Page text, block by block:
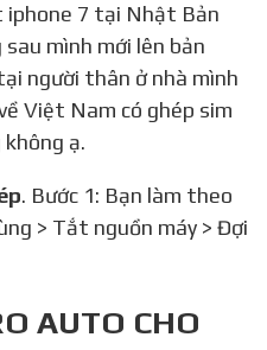
mình mới lên bản
người thân ở nhà mình
Việt Nam có ghép sim
ạ.
. Bước 1: Bạn làm theo
> Tắt nguồn máy > Đợi
AUTO CHO